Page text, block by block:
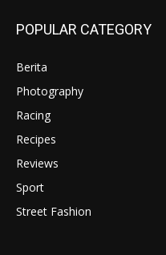
POPULAR CATEGORY
Berita
Photography
Racing
Recipes
Reviews
Sport
Street Fashion